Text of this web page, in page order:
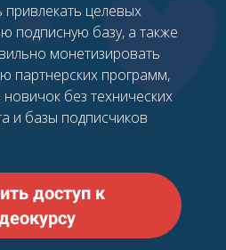
привлекать целевых
подписную базу, а также
монетизировать
партнерских программ,
без технических
и базы подписчиков
доступ к